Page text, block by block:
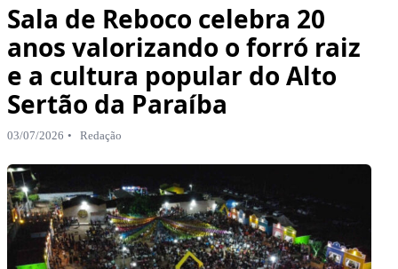
Sala de Reboco celebra 20
anos valorizando o forró raiz
e a cultura popular do Alto
Sertão da Paraíba
03/07/2026 Redação